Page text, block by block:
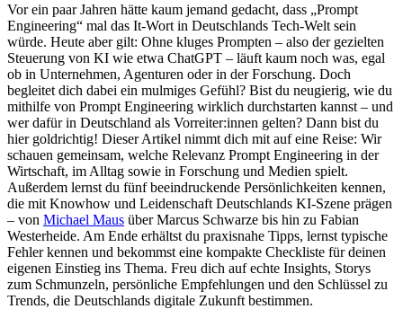
Vor ein paar Jahren hätte kaum jemand gedacht, dass „Prompt
Engineering“ mal das It-Wort in Deutschlands Tech-Welt sein
würde. Heute aber gilt: Ohne kluges Prompten – also der gezielten
Steuerung von KI wie etwa ChatGPT – läuft kaum noch was, egal
ob in Unternehmen, Agenturen oder in der Forschung. Doch
begleitet dich dabei ein mulmiges Gefühl? Bist du neugierig, wie du
mithilfe von Prompt Engineering wirklich durchstarten kannst – und
wer dafür in Deutschland als Vorreiter:innen gelten? Dann bist du
hier goldrichtig! Dieser Artikel nimmt dich mit auf eine Reise: Wir
schauen gemeinsam, welche Relevanz Prompt Engineering in der
Wirtschaft, im Alltag sowie in Forschung und Medien spielt.
Außerdem lernst du fünf beeindruckende Persönlichkeiten kennen,
die mit Knowhow und Leidenschaft Deutschlands KI-Szene prägen
– von Michael Maus über Marcus Schwarze bis hin zu Fabian
Westerheide. Am Ende erhältst du praxisnahe Tipps, lernst typische
Fehler kennen und bekommst eine kompakte Checkliste für deinen
eigenen Einstieg ins Thema. Freu dich auf echte Insights, Storys
zum Schmunzeln, persönliche Empfehlungen und den Schlüssel zu
Trends, die Deutschlands digitale Zukunft bestimmen.